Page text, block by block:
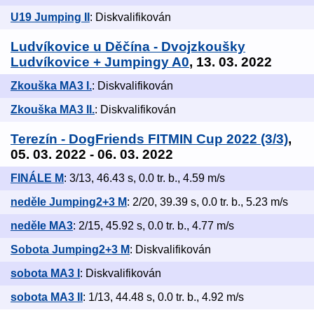
U19 Jumping II : Diskvalifikován
Ludvíkovice u Děčína - Dvojzkoušky
Ludvíkovice + Jumpingy A0, 13. 03. 2022
Zkouška MA3 I.: Diskvalifikován
Zkouška MA3 II.: Diskvalifikován
Terezín - DogFriends FITMIN Cup 2022 (3/3),
05. 03. 2022 - 06. 03. 2022
FINÁLE M: 3/13, 46.43 s, 0.0 tr. b., 4.59 m/s
neděle Jumping2+3 M: 2/20, 39.39 s, 0.0 tr. b., 5.23 m/s
neděle MA3: 2/15, 45.92 s, 0.0 tr. b., 4.77 m/s
Sobota Jumping2+3 M: Diskvalifikován
sobota MA3 I : Diskvalifikován
sobota MA3 II : 1/13, 44.48 s, 0.0 tr. b., 4.92 m/s